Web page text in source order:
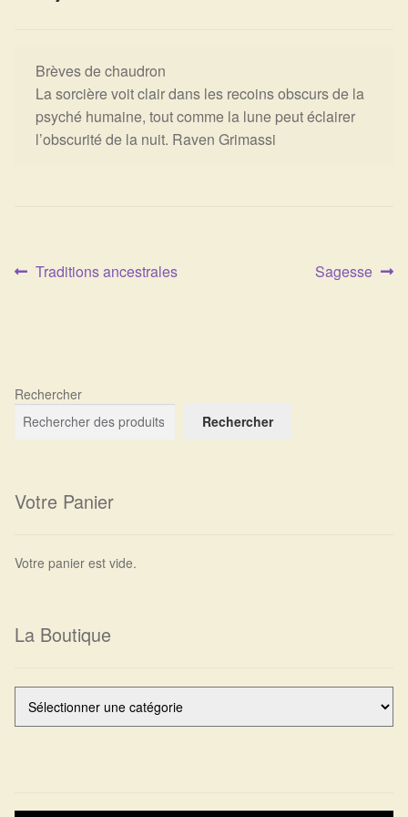
Bijoux
Bolas
Harmonisation
Harmonisation de l’être
Encens
Cadeaux de naissance
Search
Brèves de chaudron
La sorcière voit clair dans les recoins obscurs de la
psyché humaine, tout comme la lune peut éclairer
l’obscurité de la nuit. Raven Grimassi
Navigation
Article
Traditions ancestrales
Article
Sagesse
Rechercher
Rechercher
Votre Panier
Votre panier est vide.
La Boutique